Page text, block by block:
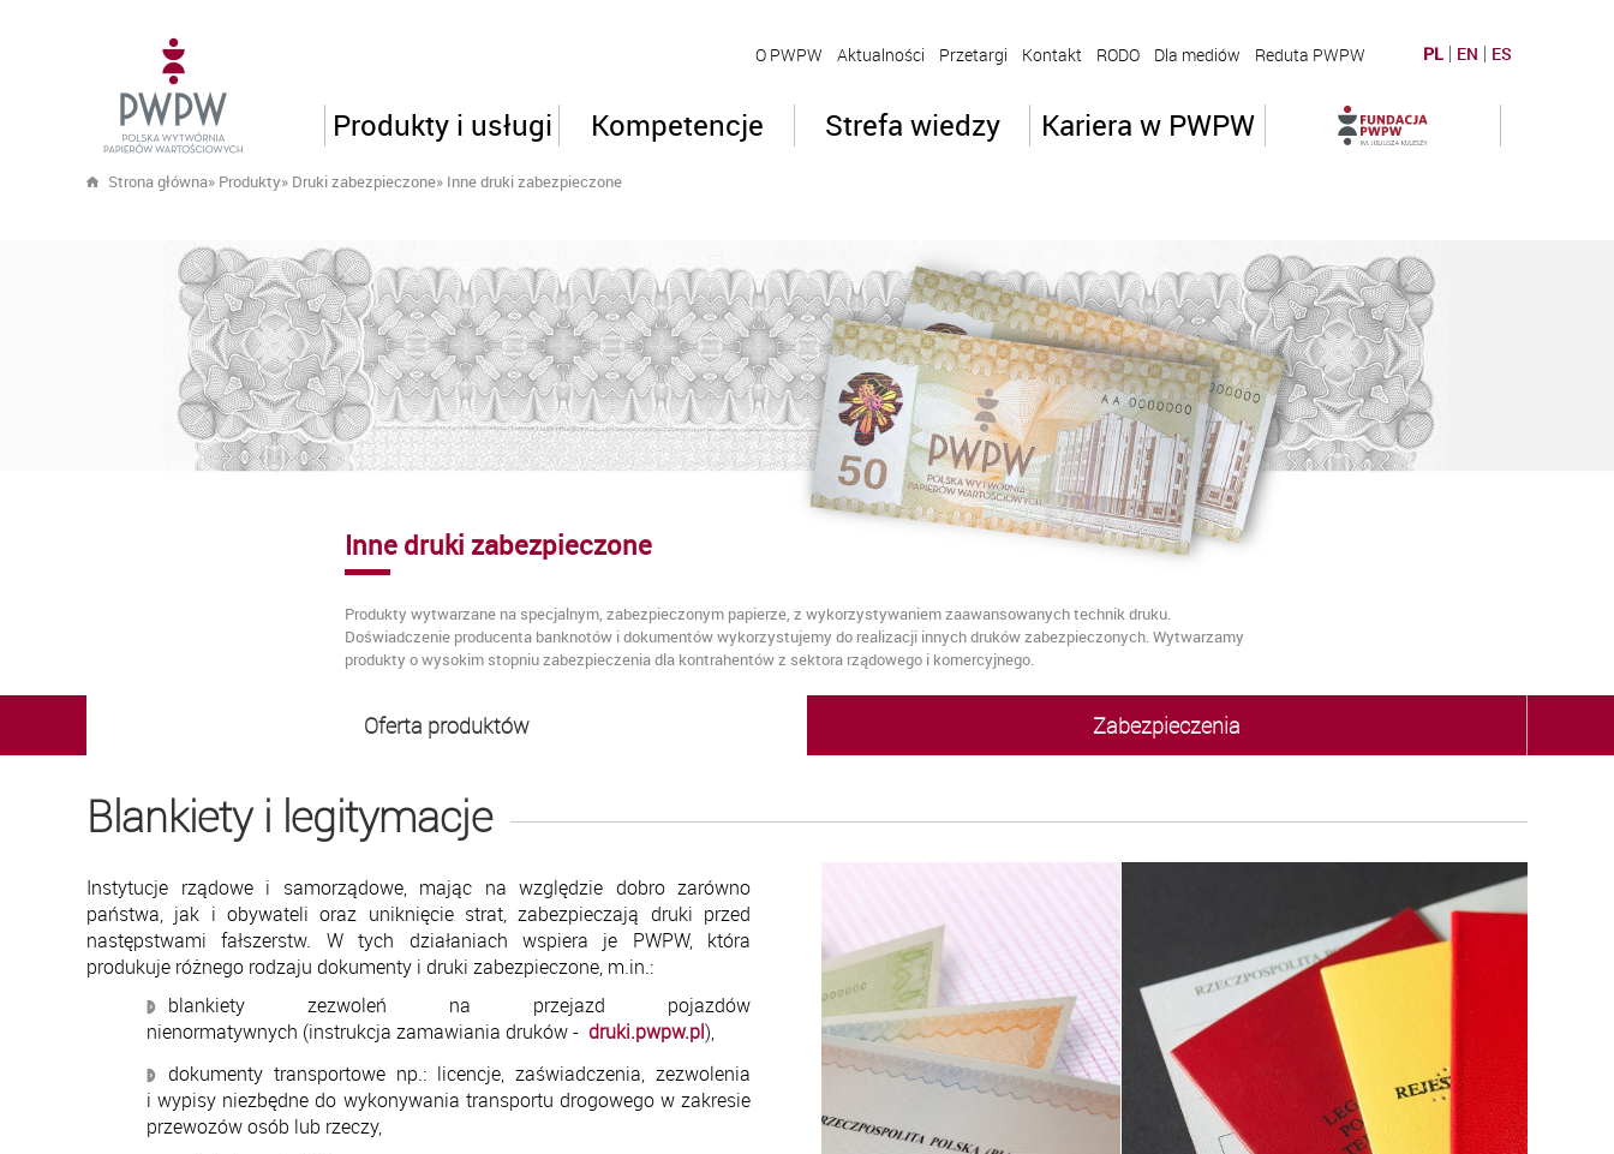
O PWPW Aktualności Przetargi Kontakt RODO Dla mediów Reduta PWPW PL EN ES
Produkty i usługi Kompetencje Strefa wiedzy Kariera w PWPW
Strona główna» Produkty» Druki zabezpieczone» Inne druki zabezpieczone
Inne druki zabezpieczone
Produkty wytwarzane na specjalnym, zabezpieczonym papierze, z wykorzystywaniem zaawansowanych technik druku.
Doświadczenie producenta banknotów i dokumentów wykorzystujemy do realizacji innych druków zabezpieczonych. Wytwarzamy
produkty o wysokim stopniu zabezpieczenia dla kontrahentów z sektora rządowego i komercyjnego.
Oferta produktów Zabezpieczenia
Blankiety i legitymacje
Instytucje rządowe i samorządowe, mając na względzie dobro zarówno
państwa, jak i obywateli oraz uniknięcie strat, zabezpieczają druki przed
następstwami fałszerstw. W tych działaniach wspiera je PWPW, która
produkuje różnego rodzaju dokumenty i druki zabezpieczone, m.in.:
blankiety zezwoleń na przejazd pojazdów
nienormatywnych (instrukcja zamawiania druków - druki.pwpw.pl),
dokumenty transportowe np.: licencje, zaświadczenia, zezwolenia
i wypisy niezbędne do wykonywania transportu drogowego w zakresie
przewozów osób lub rzeczy,